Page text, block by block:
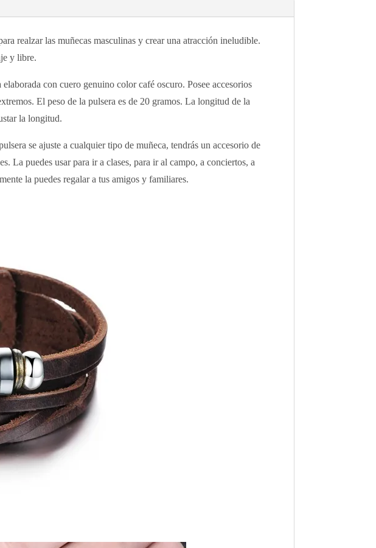
realzar las muñecas masculinas y crear una atracción ineludible.
y libre.
con cuero genuino color café oscuro. Posee accesorios
El peso de la pulsera es de 20 gramos. La longitud de la
la longitud.
se ajuste a cualquier tipo de muñeca, tendrás un accesorio de
La puedes usar para ir a clases, para ir al campo, a conciertos, a
la puedes regalar a tus amigos y familiares.